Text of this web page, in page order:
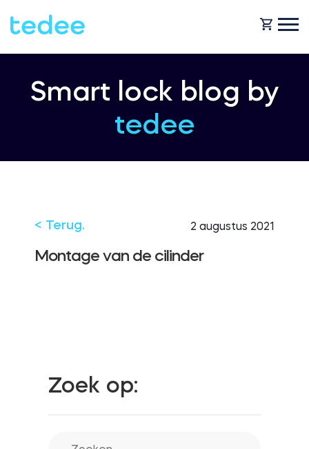
HOE HET WERKT?
Tedee GO
INLOGGEN
Smart lock blog by
tedee
< Terug. 2 augustus 2021
Montage van de cilinder
Zoek op: